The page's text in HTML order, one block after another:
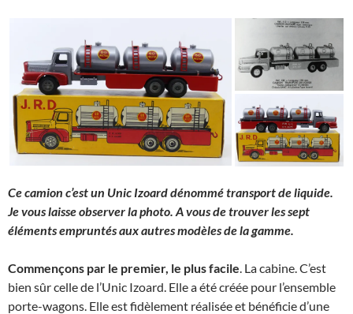
Ce camion c’est un Unic Izoard dénommé transport de liquide.
Je vous laisse observer la photo. A vous de trouver les sept
éléments empruntés aux autres modèles de la gamme.
Commençons par le premier, le plus facile. La cabine. C’est
bien sûr celle de l’Unic Izoard. Elle a été créée pour l’ensemble
porte-wagons. Elle est fidèlement réalisée et bénéficie d’une